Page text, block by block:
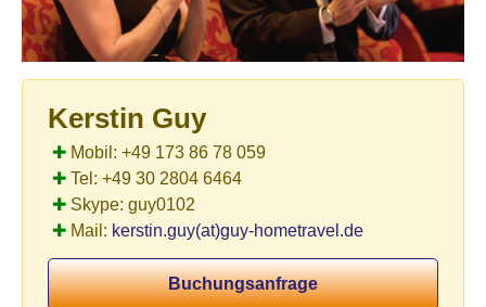
Kerstin Guy
✚Mobil: +49 173 86 78 059
✚Tel: +49 30 2804 6464
✚Skype: guy0102
✚Mail: kerstin.guy(at)guy-hometravel.de
Buchungsanfrage